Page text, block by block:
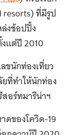
ที่มีรูป
งช้อปปิ้ง
งแต่ปี 2010
ขนักท่องเที่ยว
ที่ทำให้นักท่อง
สอร์ทมารีน่าฯ
ดของโควิด-19